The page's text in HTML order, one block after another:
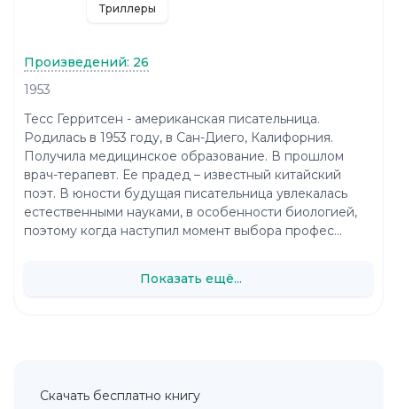
Триллеры
Произведений: 26
1953
Тесс Герритсен - американская писательница.
Родилась в 1953 году, в Сан-Диего, Калифорния.
Получила медицинское образование. В прошлом
врач-терапевт. Ее прадед – известный китайский
поэт. В юности будущая писательница увлекалась
естественными науками, в особенности биологией,
поэтому когда наступил момент выбора профес...
Показать ещё...
Скачать бесплатно книгу